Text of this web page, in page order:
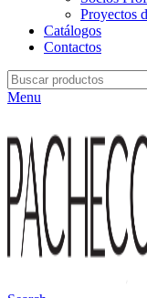
Proyectos
Catálogos
Contactos
Menu